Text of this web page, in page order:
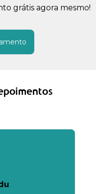
grátis agora mesmo!